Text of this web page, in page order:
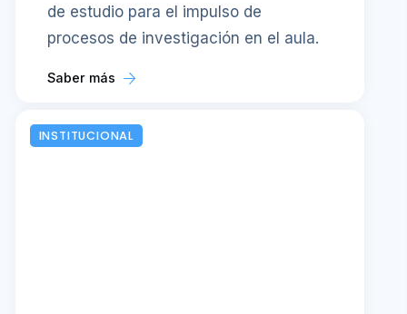
de estudio para el impulso de
procesos de investigación en el aula.
Saber más
INSTITUCIONAL